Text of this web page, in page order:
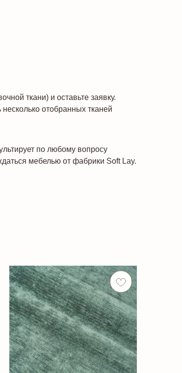
ткани) и оставьте заявку.
отобранных тканей
по любому вопросу
мебелью от фабрики Soft Lay.